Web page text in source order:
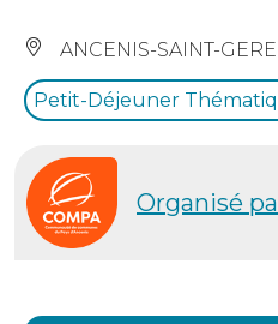
ANCENIS-SAINT-
Petit-Déjeuner
Organisé